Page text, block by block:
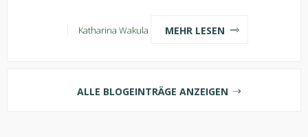
Katharina Wakula MEHR LESEN
ALLE BLOGEINTRÄGE ANZEIGEN